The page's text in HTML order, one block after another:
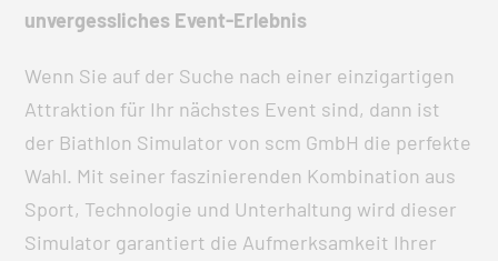
unvergessliches Event-Erlebnis
Wenn Sie auf der Suche nach einer einzigartigen
Attraktion für Ihr nächstes Event sind, dann ist
der Biathlon Simulator von scm GmbH die perfekte
Wahl. Mit seiner faszinierenden Kombination aus
Sport, Technologie und Unterhaltung wird dieser
Simulator garantiert die Aufmerksamkeit Ihrer